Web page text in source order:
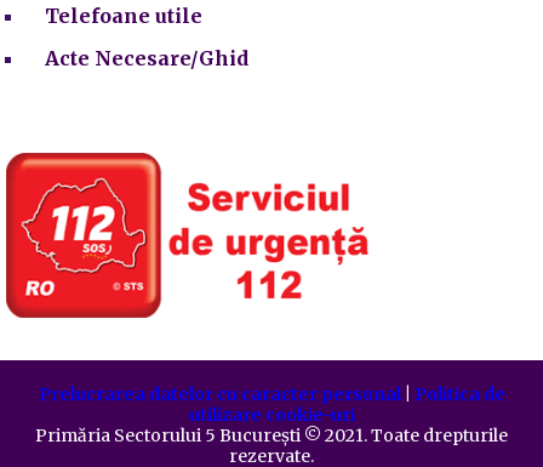
Telefoane utile
Acte Necesare/Ghid
Prelucrarea datelor cu caracter personal| Politica de
utilizare cookie-uri
Primăria Sectorului 5 București ©️ 2021. Toate drepturile
rezervate.